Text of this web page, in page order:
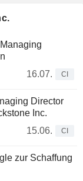
16.07.
CI
Director
Inc.
15.06.
CI
zur Schaffung